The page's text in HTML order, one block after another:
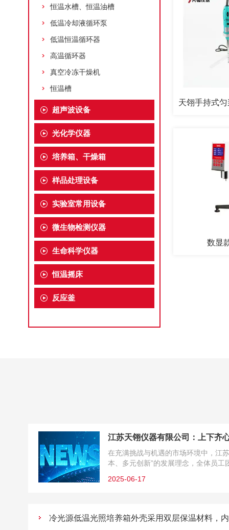
恒温水槽、恒温油槽
低温冷却液循环泵
低温恒温循环器
高温循环器
真空冷冻干燥机
恒温槽
超声波设备
光化学仪器
培养箱、干燥箱
样品处理设备
实验室常用设备
微生物检测仪器
生命科学仪器
恒温摇床
反应釜
数显
江苏天翎仪器有限公司：上下齐
在充满挑战与机遇的市场环境中，江
本、多元创新”的发展理念，全体员
2025-06-17